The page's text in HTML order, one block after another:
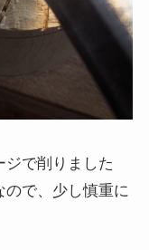
で削りました
ので、少し慎重に